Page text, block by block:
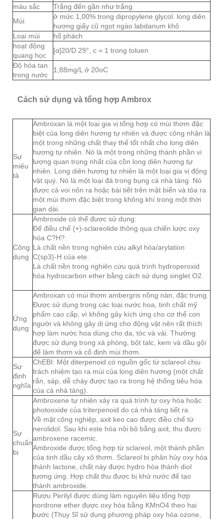
màu sắc
Trắng đến gần như trắng
Mùi
ở mức 1,00% trong dipropylene glycol. long diên
hương giấy cũ ngọt ngào labdanum khô
Loại mùi
hổ phách
hoạt động
quang học
[α]20/D 29°, c = 1 trong toluen
Độ hòa tan
trong nước
1,88mg/L ở 20oC
Cách sử dụng và tổng hợp Ambrox
Sự
miêu
tả
Ambroxan là một loại gia vị tổng hợp có mùi thơm đặc
biệt của long diên hương tự nhiên và được công nhận là
một trong những chất thay thế tốt nhất cho long diên
hương tự nhiên. Nó là một trong những thành phần vi
lượng quan trọng nhất của cồn long diên hương tự
nhiên. Long diên hương tự nhiên là một loại gia vị động
vật quý. Nó là một loại đá trong bụng cá nhà táng. Nó
được cá voi nôn ra hoặc bài tiết trên mặt biển và tỏa ra
một mùi thơm đặc biệt trong không khí trong một thời
gian dài.
Công
dụng
Ambroxide có thể được sử dụng:
Để điều chế (+)-sclareolide thông qua chiến lược oxy
hóa C?H?.
Là chất nền trong nghiên cứu alkyl hóa/arylation
C(sp3)-H của ete.
Là chất nền trong nghiên cứu quá trình hydroperoxid
hóa hydrocarbon ether bằng cách sử dụng singlet O2.
Ứng
dụng
Ambroxan có mùi thơm ambergris nồng nàn, đặc trưng.
Được sử dụng trong các loại nước hoa, tinh chất mỹ
phẩm cao cấp, vì không gây kích ứng cho cơ thể con
người và không gây dị ứng cho động vật nên rất thích
hợp làm nước hoa dùng cho da, tóc và vải. Thường
được sử dụng trong xà phòng, bột talc, kem và dầu gội
để làm thơm và cố định mùi thơm.
Sự
định
nghĩa
ChEBI: Một diterpenoid có nguồn gốc từ sclareol chịu
trách nhiệm tạo ra mùi của long diên hương (một chất
rắn, sáp, dễ cháy được tạo ra trong hệ thống tiêu hóa
của cá nhà táng).
Sự
chuẩn
bị
Ambroxene tự nhiên xảy ra quá trình tự oxy hóa hoặc
photooxide của triterpenoid do cá nhà táng tiết ra.
Về mặt công nghiệp, axit keo cao được điều chế từ
nerolidol. Sau khi este hóa nội bộ bằng axit, thu được
ambroxene racemic.
Ambroxide được tổng hợp từ sclareol, một thành phần
của tinh dầu cây xô thơm. Sclareol bị phân hủy oxy hóa
thành lactone, chất này được hydro hóa thành diol
tương ứng. Hợp chất thu được bị khử nước để tạo
thành ambroxide.
Rượu Perilyl được dùng làm nguyên liệu tổng hợp
nordrone ether được oxy hóa bằng KMnO4 theo hai
bước (Thụy Sĩ sử dụng phương pháp oxy hóa ozone,